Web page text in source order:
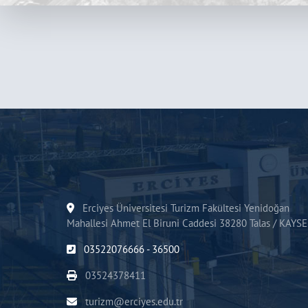
Erciyes Üniversitesi Turizm Fakültesi Yenidoğan
Mahallesi Ahmet El Biruni Caddesi 38280 Talas /
03522076666 - 36500
03524378411
turizm@erciyes.edu.tr